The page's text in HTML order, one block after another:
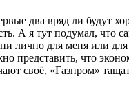
два вряд ли будут
А я тут подумал, что
для меня или для
что
своё, «Газпром»